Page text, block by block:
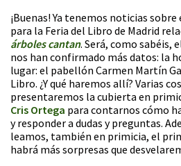
¡Buenas! Ya tenemos noticias
para la Feria del Libro de Madrid
árboles cantan. Será, como sabéis,
nos han confirmado más datos: la
lugar: el pabellón Carmen Martín
Libro. ¿Y qué haremos allí? Varias
presentaremos la cubierta en
Cris Ortega para contarnos cómo
y responder a dudas y preguntas.
leamos, también en primicia, el
habrá más sorpresas que